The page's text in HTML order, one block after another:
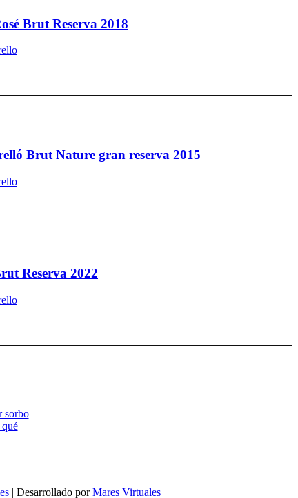
Brut Reserva 2018
Brut Nature gran reserva 2015
Reserva 2022
sorbo
| Desarrollado porMares Virtuales